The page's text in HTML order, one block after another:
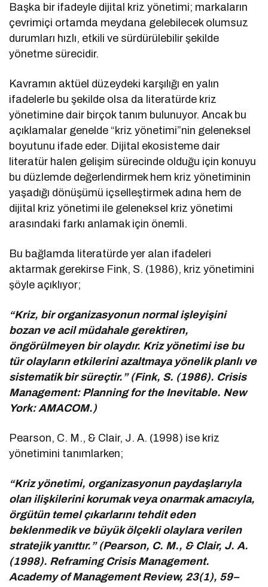
Başka bir ifadeyle dijital kriz yönetimi; markaların
çevrimiçi ortamda meydana gelebilecek olumsuz
durumları hızlı, etkili ve sürdürülebilir şekilde
yönetme sürecidir.
Kavramın aktüel düzeydeki karşılığı en yalın
ifadelerle bu şekilde olsa da literatürde kriz
yönetimine dair birçok tanım bulunuyor. Ancak bu
açıklamalar genelde “kriz yönetimi”nin geleneksel
boyutunu ifade eder. Dijital ekosisteme dair
literatür halen gelişim sürecinde olduğu için konuyu
bu düzlemde değerlendirmek hem kriz yönetiminin
yaşadığı dönüşümü içselleştirmek adına hem de
dijital kriz yönetimi ile geleneksel kriz yönetimi
arasındaki farkı anlamak için önemli.
Bu bağlamda literatürde yer alan ifadeleri
aktarmak gerekirse Fink, S. (1986), kriz yönetimini
şöyle açıklıyor;
“Kriz, bir organizasyonun normal işleyişini
bozan ve acil müdahale gerektiren,
öngörülmeyen bir olaydır. Kriz yönetimi ise bu
tür olayların etkilerini azaltmaya yönelik planlı ve
sistematik bir süreçtir.” (Fink, S. (1986). Crisis
Management: Planning for the Inevitable. New
York: AMACOM.)
Pearson, C. M., & Clair, J. A. (1998) ise kriz
yönetimini tanımlarken;
“Kriz yönetimi, organizasyonun paydaşlarıyla
olan ilişkilerini korumak veya onarmak amacıyla,
örgütün temel çıkarlarını tehdit eden
beklenmedik ve büyük ölçekli olaylara verilen
stratejik yanıttır.” (Pearson, C. M., & Clair, J. A.
(1998). Reframing Crisis Management.
Academy of Management Review, 23(1), 59–